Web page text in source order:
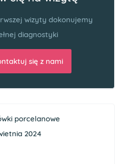
wizyty dokonujemy
diagnostyki
się z nami
porcelanowe
2024